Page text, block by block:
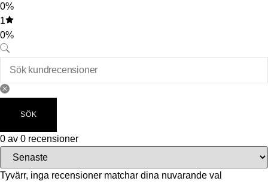
0%
1
0%
SÖK
0 av 0 recensioner
Tyvärr, inga recensioner matchar dina nuvarande val